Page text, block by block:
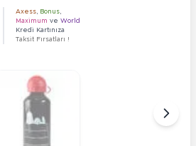
Axess Bonus
Maximum ve World
Kredi Kartınıza
Taksit Fırsatları !